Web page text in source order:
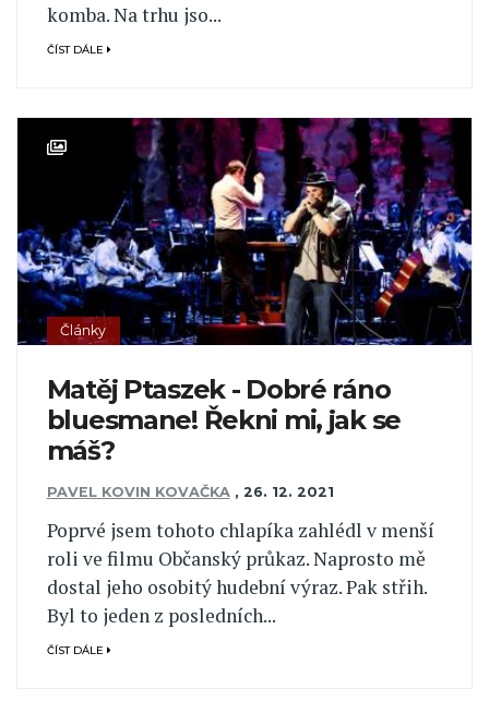
komba. Na trhu jso...
ČÍST DÁLE
Články
Matěj Ptaszek - Dobré ráno
bluesmane! Řekni mi, jak se
máš?
PAVEL KOVIN KOVAČKA , 26. 12. 2021
Poprvé jsem tohoto chlapíka zahlédl v menší
roli ve filmu Občanský průkaz. Naprosto mě
dostal jeho osobitý hudební výraz. Pak střih.
Byl to jeden z posledních...
ČÍST DÁLE